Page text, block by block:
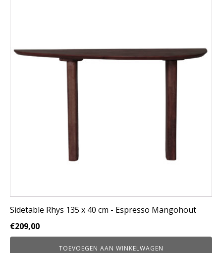
Sidetable Rhys 135 x 40 cm - Espresso Mangohout
€209,00
TOEVOEGEN AAN WINKELWAGEN